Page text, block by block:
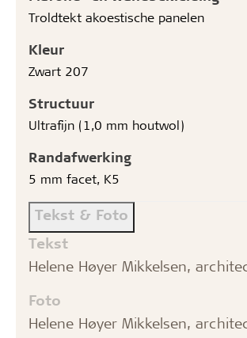
Troldtekt akoestische panelen
Kleur
Zwart 207
Structuur
Ultrafijn (1,0 mm houtwol)
Randafwerking
5 mm facet, K5
Tekst & Foto
Tekst
Helene Høyer Mikkelsen,
Foto
Helene Høyer Mikkelsen,